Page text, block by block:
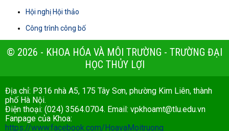
Hội nghị Hội thảo
Công trình công bố
© 2026 - KHOA HÓA VÀ MÔI TRƯỜNG - TRƯỜNG ĐẠI
HỌC THỦY LỢI
Địa chỉ: P316 nhà A5, 175 Tây Sơn, phường Kim Liên, thành
phố Hà Nội.
Điện thoại: (024) 3564.0704. Email: vpkhoamt@tlu.edu.vn
Fanpage của Khoa:
https://www.facebook.com/HoavaMoitruong